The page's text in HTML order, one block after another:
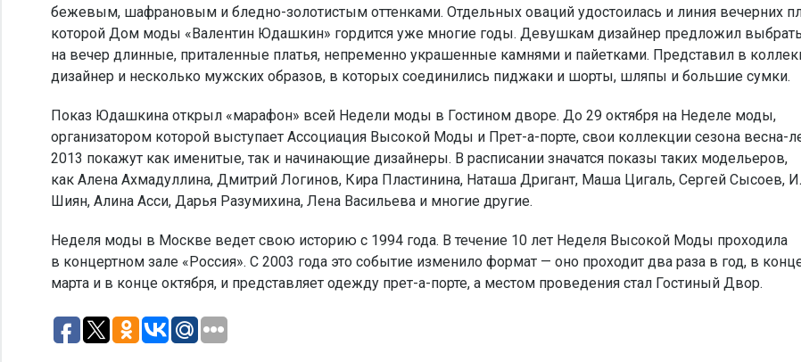
бежевым, шафрановым и бледно-золотистым оттенками. Отдельных оваций удостоилась и линия вечерних
которой Дом моды «Валентин Юдашкин» гордится уже многие годы. Девушкам дизайнер предложил выбрать
на вечер длинные, приталенные платья, непременно украшенные камнями и пайетками. Представил в
дизайнер и несколько мужских образов, в которых соединились пиджаки и шорты, шляпы и большие сумки.
Показ Юдашкина открыл «марафон» всей Недели моды в Гостином дворе. До 29 октября на Неделе моды,
организатором которой выступает Ассоциация Высокой Моды и Прет-а-порте, свои коллекции сезона весна-
2013 покажут как именитые, так и начинающие дизайнеры. В расписании значатся показы таких модельеров,
как Алена Ахмадуллина, Дмитрий Логинов, Кира Пластинина, Наташа Дригант, Маша Цигаль, Сергей Сысоев,
Шиян, Алина Асси, Дарья Разумихина, Лена Васильева и многие другие.
Неделя моды в Москве ведет свою историю с 1994 года. В течение 10 лет Неделя Высокой Моды проходила
в концертном зале «Россия». С 2003 года это событие изменило формат — оно проходит два раза в год, в
марта и в конце октября, и представляет одежду прет-а-порте, а местом проведения стал Гостиный Двор.